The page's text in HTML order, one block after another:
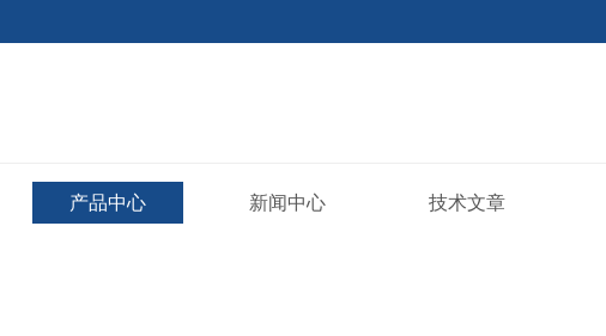
产品中心 新闻中心 技术文章